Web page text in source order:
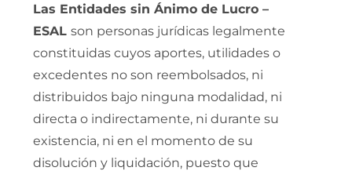
Las Entidades sin Ánimo de Lucro –
ESAL son personas jurídicas legalmente
constituidas cuyos aportes, utilidades o
excedentes no son reembolsados, ni
distribuidos bajo ninguna modalidad, ni
directa o indirectamente, ni durante su
existencia, ni en el momento de su
disolución y liquidación, puesto que